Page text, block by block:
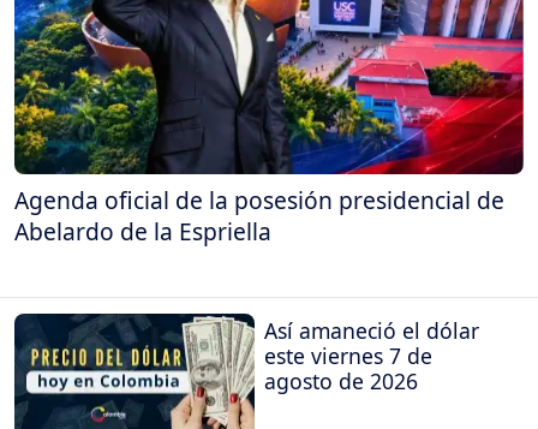
Agenda oficial de la posesión presidencial de
Abelardo de la Espriella
Así amaneció el dólar
este viernes 7 de
agosto de 2026